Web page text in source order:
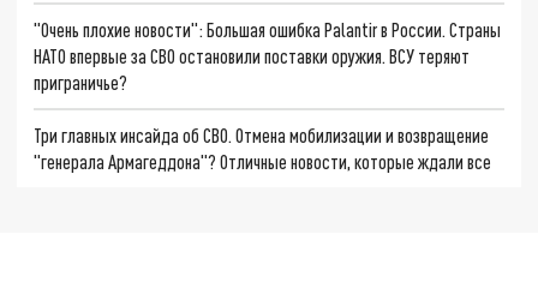
"Очень плохие новости": Большая ошибка Palantir в России. Страны
НАТО впервые за СВО остановили поставки оружия. ВСУ теряют
приграничье?
Три главных инсайда об СВО. Отмена мобилизации и возвращение
"генерала Армагеддона"? Отличные новости, которые ждали все